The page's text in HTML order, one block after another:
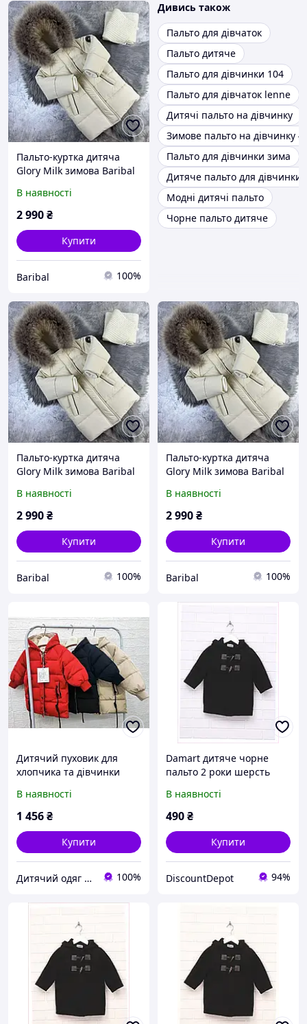
Пальто-куртка дитяча
Glory Milk зимова Baribal
В наявності
2 990₴
Купити
Baribal 100%
Дивись також
Пальто для дівчаток
Пальто дитяче
Пальто для дівчинки 104
Пальто для дівчаток lenne
Дитячі пальто на дівчинку
Зимове пальто на дівчинку 4
Пальто для дівчинки зима
Дитяче пальто для дівчинки
Модні дитячі пальто
Чорне пальто дитяче
Пальто-куртка дитяча
Glory Milk зимова Baribal
В наявності
2 990₴
Купити
Baribal 100%
Пальто-куртка дитяча
Glory Milk зимова Baribal
В наявності
2 990₴
Купити
Baribal 100%
Дитячий пуховик для
хлопчика та дівчинки
В наявності
1 456₴
Купити
Дитячий одяг та взуття LemonChick 🐤🍋 (прямий постачальник) 100%
Damart дитяче чорне
пальто 2 роки шерсть
В наявності
490₴
Купити
DiscountDepot 94%